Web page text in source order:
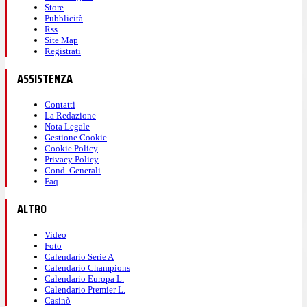
Store
Pubblicità
Rss
Site Map
Registrati
ASSISTENZA
Contatti
La Redazione
Nota Legale
Gestione Cookie
Cookie Policy
Privacy Policy
Cond. Generali
Faq
ALTRO
Video
Foto
Calendario Serie A
Calendario Champions
Calendario Europa L.
Calendario Premier L.
Casinò